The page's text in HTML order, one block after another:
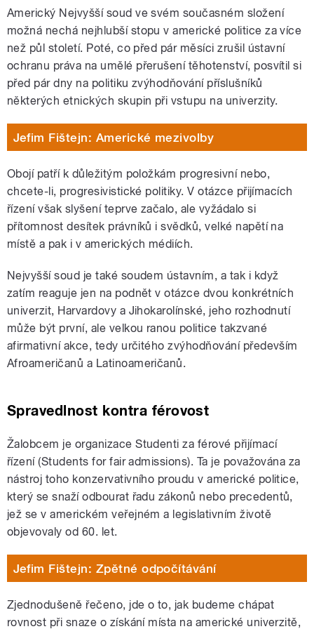
Americký Nejvyšší soud ve svém současném složení
možná nechá nejhlubší stopu v americké politice za více
než půl století. Poté, co před pár měsíci zrušil ústavní
ochranu práva na umělé přerušení těhotenství, posvítil si
před pár dny na politiku zvýhodňování příslušníků
některých etnických skupin při vstupu na univerzity.
Jefim Fištejn: Americké mezivolby
Obojí patří k důležitým položkám progresivní nebo,
chcete-li, progresivistické politiky. V otázce přijímacích
řízení však slyšení teprve začalo, ale vyžádalo si
přítomnost desítek právníků i svědků, velké napětí na
místě a pak i v amerických médiích.
Nejvyšší soud je také soudem ústavním, a tak i když
zatím reaguje jen na podnět v otázce dvou konkrétních
univerzit, Harvardovy a Jihokarolínské, jeho rozhodnutí
může být první, ale velkou ranou politice takzvané
afirmativní akce, tedy určitého zvýhodňování především
Afroameričanů a Latinoameričanů.
Spravedlnost kontra férovost
Žalobcem je organizace Studenti za férové přijímací
řízení (Students for fair admissions). Ta je považována za
nástroj toho konzervativního proudu v americké politice,
který se snaží odbourat řadu zákonů nebo precedentů,
jež se v americkém veřejném a legislativním životě
objevovaly od 60. let.
Jefim Fištejn: Zpětné odpočítávání
Zjednodušeně řečeno, jde o to, jak budeme chápat
rovnost při snaze o získání místa na americké univerzitě,